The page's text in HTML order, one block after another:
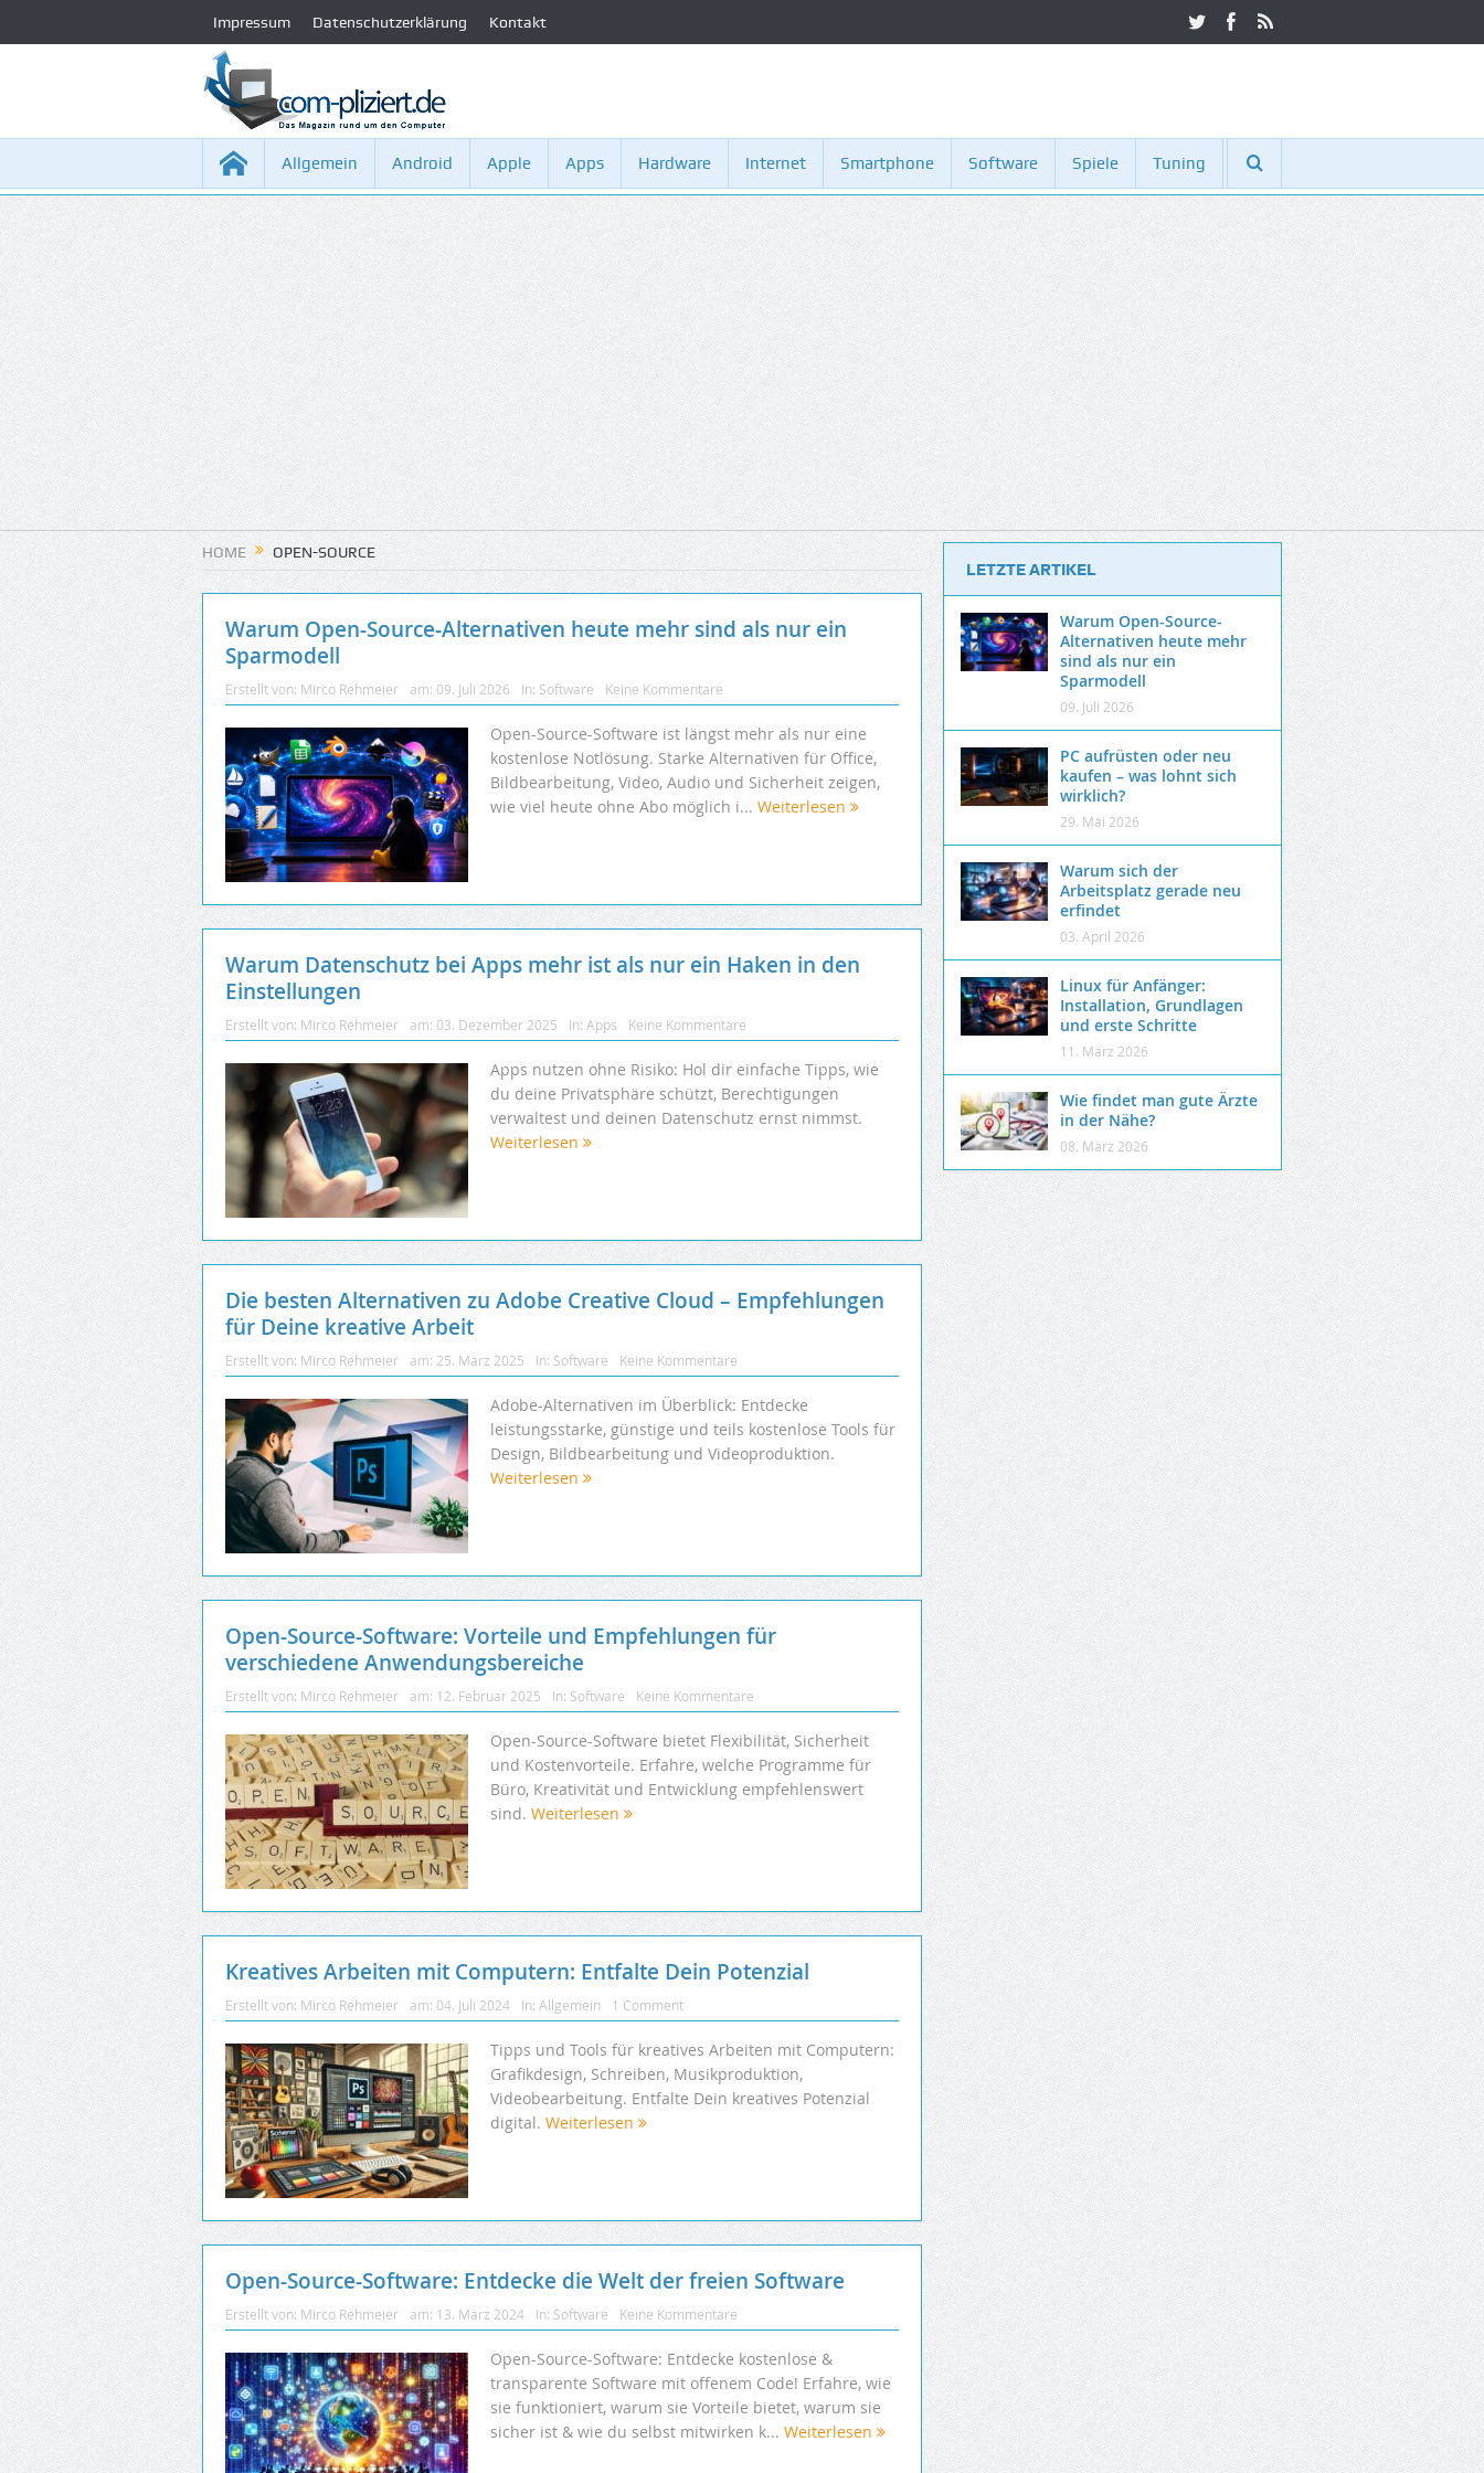
Impressum Datenschutzerklärung Kontakt
Allgemein Android Apple Apps Hardware Internet Smartphone Software Spiele Tuning
HOME OPEN-SOURCE
Warum Open-Source-Alternativen heute mehr sind als nur ein
Sparmodell
Erstellt von: Mirco Rehmeier am: 09. Juli 2026 In: Software Keine Kommentare
Open-Source-Software ist längst mehr als nur eine
kostenlose Notlösung. Starke Alternativen für Office,
Bildbearbeitung, Video, Audio und Sicherheit zeigen,
wie viel heute ohne Abo möglich i... Weiterlesen
Warum Datenschutz bei Apps mehr ist als nur ein Haken in den
Einstellungen
Erstellt von: Mirco Rehmeier am: 03. Dezember 2025 In: Apps Keine Kommentare
Apps nutzen ohne Risiko: Hol dir einfache Tipps, wie
du deine Privatsphäre schützt, Berechtigungen
verwaltest und deinen Datenschutz ernst nimmst.
Weiterlesen
Die besten Alternativen zu Adobe Creative Cloud – Empfehlungen
für Deine kreative Arbeit
Erstellt von: Mirco Rehmeier am: 25. März 2025 In: Software Keine Kommentare
Adobe-Alternativen im Überblick: Entdecke
leistungsstarke, günstige und teils kostenlose Tools für
Design, Bildbearbeitung und Videoproduktion.
Weiterlesen
Open-Source-Software: Vorteile und Empfehlungen für
verschiedene Anwendungsbereiche
Erstellt von: Mirco Rehmeier am: 12. Februar 2025 In: Software Keine Kommentare
Open-Source-Software bietet Flexibilität, Sicherheit
und Kostenvorteile. Erfahre, welche Programme für
Büro, Kreativität und Entwicklung empfehlenswert
sind. Weiterlesen
Kreatives Arbeiten mit Computern: Entfalte Dein Potenzial
Erstellt von: Mirco Rehmeier am: 04. Juli 2024 In: Allgemein 1 Comment
Tipps und Tools für kreatives Arbeiten mit Computern:
Grafikdesign, Schreiben, Musikproduktion,
Videobearbeitung. Entfalte Dein kreatives Potenzial
digital. Weiterlesen
Open-Source-Software: Entdecke die Welt der freien Software
Erstellt von: Mirco Rehmeier am: 13. März 2024 In: Software Keine Kommentare
Open-Source-Software: Entdecke kostenlose &
transparente Software mit offenem Code! Erfahre, wie
sie funktioniert, warum sie Vorteile bietet, warum sie
sicher ist & wie du selbst mitwirken k... Weiterlesen
LETZTE ARTIKEL
Warum Open-Source-
Alternativen heute mehr
sind als nur ein
Sparmodell
09. Juli 2026
PC aufrüsten oder neu
kaufen – was lohnt sich
wirklich?
29. Mai 2026
Warum sich der
Arbeitsplatz gerade neu
erfindet
03. April 2026
Linux für Anfänger:
Installation, Grundlagen
und erste Schritte
11. März 2026
Wie findet man gute Ärzte
in der Nähe?
08. März 2026